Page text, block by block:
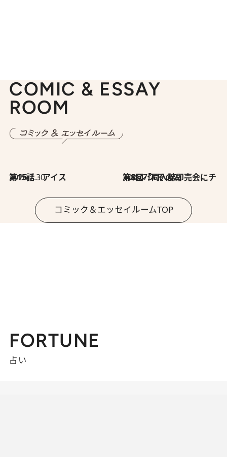
COMIC & ESSAY
ROOM
2026.7.30
第15話 アイス 2026.7.30
第8回「同人誌即売会にチャレンジ その2」
コミック＆エッセイルームTOP
FORTUNE
占い